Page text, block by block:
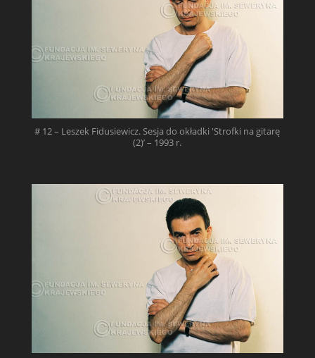
# 12 – Leszek Fidusiewicz. Sesja do okładki 'Strofki na gitarę
(2)’ – 1993 r.